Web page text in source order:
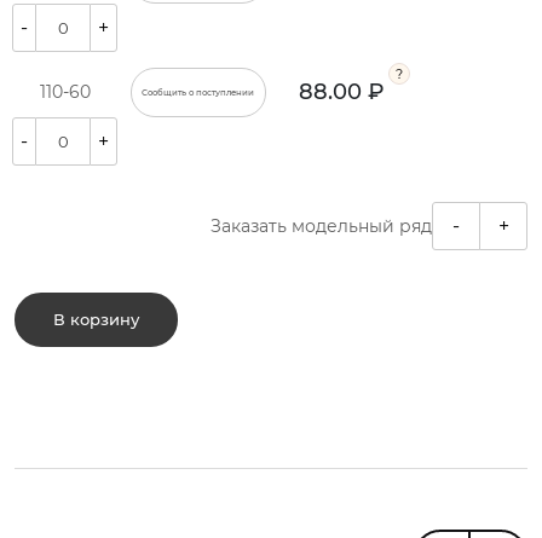
- +
110-60 Сообщить о поступлении 88.00 ₽
- +
Заказать модельный ряд - +
В корзину